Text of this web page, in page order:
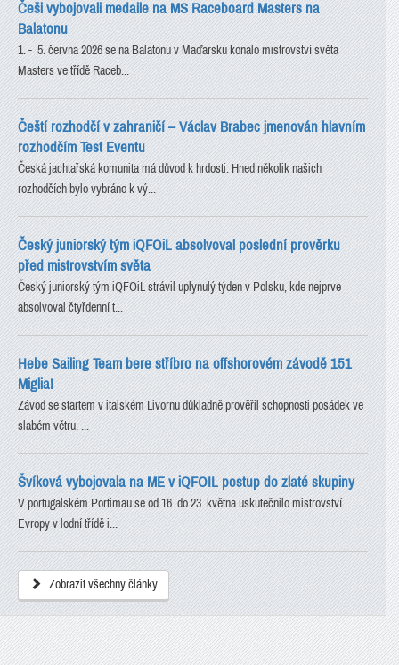
Češi vybojovali medaile na MS Raceboard Masters na
Balatonu
1. - 5. června 2026 se na Balatonu v Maďarsku konalo mistrovství světa
Masters ve třídě Raceb...
Čeští rozhodčí v zahraničí – Václav Brabec jmenován hlavním
rozhodčím Test Eventu
Česká jachtařská komunita má důvod k hrdosti. Hned několik našich
rozhodčích bylo vybráno k vý...
Český juniorský tým iQFOiL absolvoval poslední prověrku
před mistrovstvím světa
Český juniorský tým iQFOiL strávil uplynulý týden v Polsku, kde nejprve
absolvoval čtyřdenní t...
Hebe Sailing Team bere stříbro na offshorovém závodě 151
Miglia!
Závod se startem v italském Livornu důkladně prověřil schopnosti posádek ve
slabém větru. ...
Švíková vybojovala na ME v iQFOIL postup do zlaté skupiny
V portugalském Portimau se od 16. do 23. května uskutečnilo mistrovství
Evropy v lodní třídě i...
Zobrazit všechny články